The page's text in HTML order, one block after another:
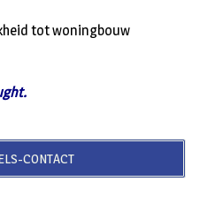
tot woningbouw
CONTACT